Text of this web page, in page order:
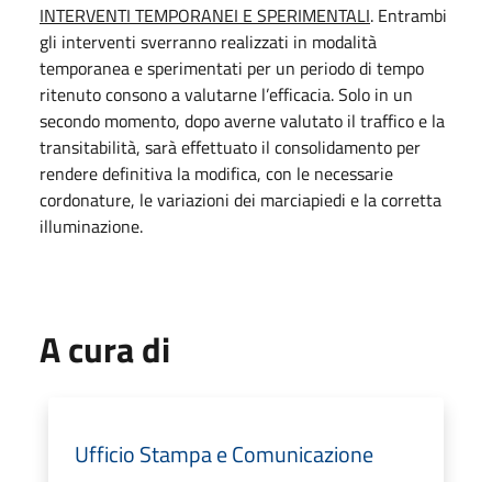
INTERVENTI TEMPORANEI E SPERIMENTALI. Entrambi
gli interventi sverranno realizzati in modalità
temporanea e sperimentati per un periodo di tempo
ritenuto consono a valutarne l’efficacia. Solo in un
secondo momento, dopo averne valutato il traffico e la
transitabilità, sarà effettuato il consolidamento per
rendere definitiva la modifica, con le necessarie
cordonature, le variazioni dei marciapiedi e la corretta
illuminazione.
A cura di
Ufficio Stampa e Comunicazione